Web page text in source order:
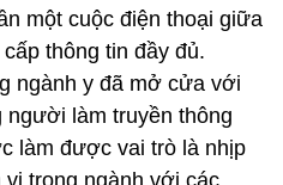
một cuộc điện thoại giữa
thông tin đầy đủ.
ngành y đã mở cửa với
làm truyền thông
làm được vai trò là nhịp
trong ngành với các